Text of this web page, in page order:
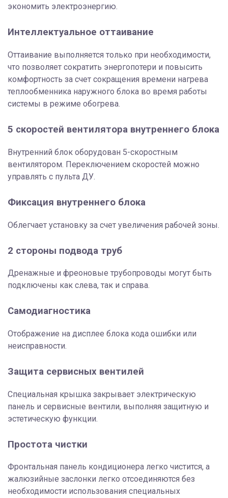
экономить электроэнергию.
Интеллектуальное оттаивание
Оттаивание выполняется только при необходимости,
что позволяет сократить энергопотери и повысить
комфортность за счет сокращения времени нагрева
теплообменника наружного блока во время работы
системы в режиме обогрева.
5 скоростей вентилятора внутреннего блока
Внутренний блок оборудован 5-скоростным
вентилятором. Переключением скоростей можно
управлять с пульта ДУ.
Фиксация внутреннего блока
Облегчает установку за счет увеличения рабочей зоны.
2 стороны подвода труб
Дренажные и фреоновые трубопроводы могут быть
подключены как слева, так и справа.
Самодиагностика
Отображение на дисплее блока кода ошибки или
неисправности.
Защита сервисных вентилей
Специальная крышка закрывает электрическую
панель и сервисные вентили, выполняя защитную и
эстетическую функции.
Простота чистки
Фронтальная панель кондиционера легко чистится, а
жалюзийные заслонки легко отсоединяются без
необходимости использования специальных